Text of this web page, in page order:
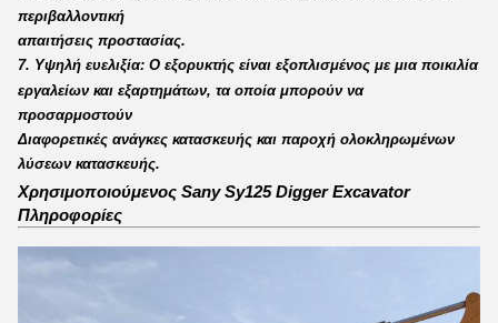
περιβαλλοντική
απαιτήσεις προστασίας.
7. Υψηλή ευελιξία: Ο εξορυκτής είναι εξοπλισμένος με μια ποικιλία
εργαλείων και εξαρτημάτων, τα οποία μπορούν να
προσαρμοστούν
Διαφορετικές ανάγκες κατασκευής και παροχή ολοκληρωμένων
λύσεων κατασκευής.
Χρησιμοποιούμενος Sany Sy125 Digger Excavator
Πληροφορίες